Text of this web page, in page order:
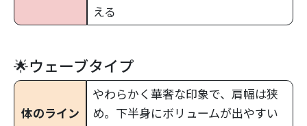
える
🌟ウェーブタイプ
体のライン
やわらかく華奢な印象で、肩幅は狭
め。下半身にボリュームが出やすい